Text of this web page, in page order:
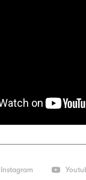
Instagram